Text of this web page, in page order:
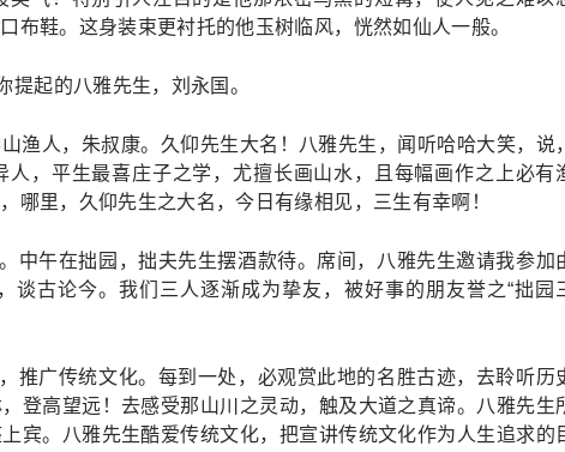
布鞋。这身装束更衬托的他玉树临风，恍然如仙人一般。
起的八雅先生，刘永国。
渔人，朱叔康。久仰先生大名！八雅先生，闻听哈哈大笑，说，
，平生最喜庄子之学，尤擅长画山水，且每幅画作之上必有
哪里，久仰先生之大名，今日有缘相见，三生有幸啊！
中午在拙园，拙夫先生摆酒款待。席间，八雅先生邀请我参加
谈古论今。我们三人逐渐成为挚友，被好事的朋友誉之“拙园
推广传统文化。每到一处，必观赏此地的名胜古迹，去聆听历
登高望远！去感受那山川之灵动，触及大道之真谛。八雅先生
宾。八雅先生酷爱传统文化，把宣讲传统文化作为人生追求的